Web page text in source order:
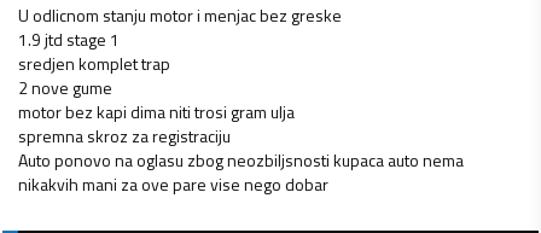
U odlicnom stanju motor i menjac bez greske
1.9 jtd stage 1
sredjen komplet trap
2 nove gume
motor bez kapi dima niti trosi gram ulja
spremna skroz za registraciju
Auto ponovo na oglasu zbog neozbiljsnosti kupaca auto nema
nikakvih mani za ove pare vise nego dobar